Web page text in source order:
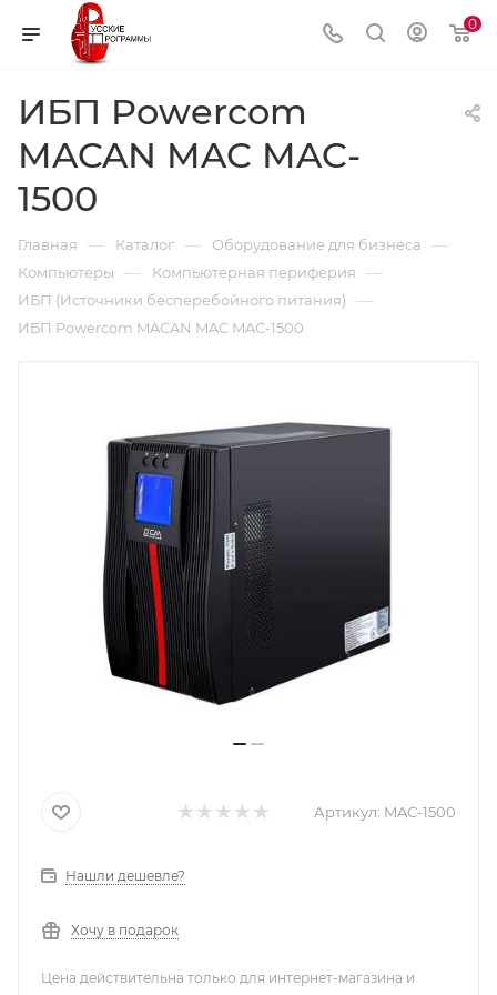
0
ИБП Powercom
MACAN MAC MAC-
1500
Главная — Каталог — Оборудование для бизнеса —
Компьютеры — Компьютерная периферия —
ИБП (Источники бесперебойного питания) —
ИБП Powercom MACAN MAC MAC-1500
Артикул: MAC-1500
Нашли дешевле?
Хочу в подарок
Цена действительна только для интернет-магазина и